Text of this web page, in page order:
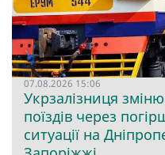
07.08.2026 15:06
Укрзалізниця
поїздів через
ситуації на